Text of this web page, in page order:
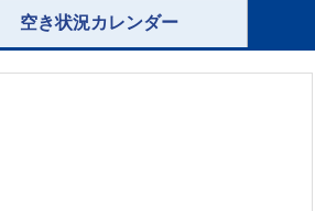
空き状況カレンダー